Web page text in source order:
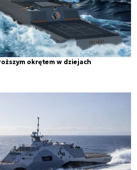
okrętem w dziejach